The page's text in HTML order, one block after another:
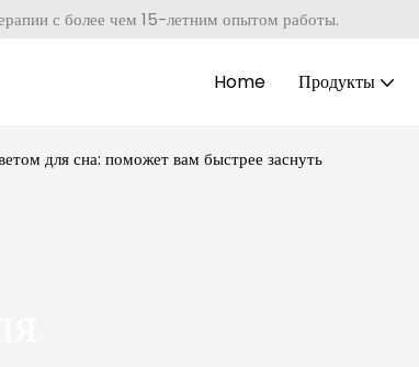
с более чем 15-летним опытом работы.
Home Продукты
для сна: поможет вам быстрее заснуть